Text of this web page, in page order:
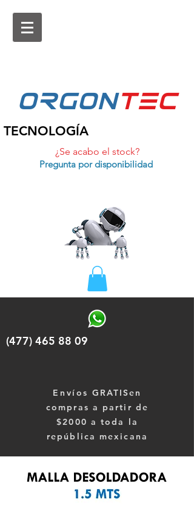
ORGONtEc
TECNOLOGÍA
¿Se acabo el stock?
Pregunta por disponibilidad
(477) 465 88 09
Envíos GRATISen
compras a partir de
$2000 a toda la
república mexicana